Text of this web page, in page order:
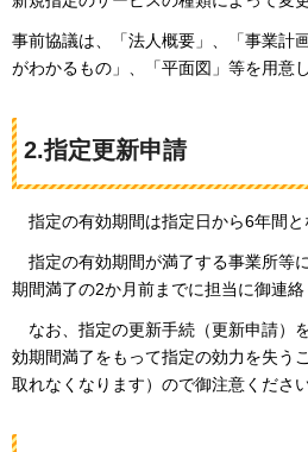
事前協議は、「法人概要」、「事業計
がわかるもの」、「平面図」等を用意
2.指定更新申請
指定の有効期間は指定日から6年間と
指定の有効期間が満了する事業所等
期間満了の2か月前までに担当に御連絡
なお、指定の更新手続（更新申請）
効期間満了をもって指定の効力を失う
取れなくなります）ので御注意ください